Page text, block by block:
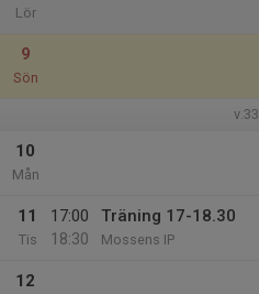
Lör
9
Sön
v.33
10
Mån
11
Tis
17:00
18:30
Träning 17-18.30
Mossens IP
12